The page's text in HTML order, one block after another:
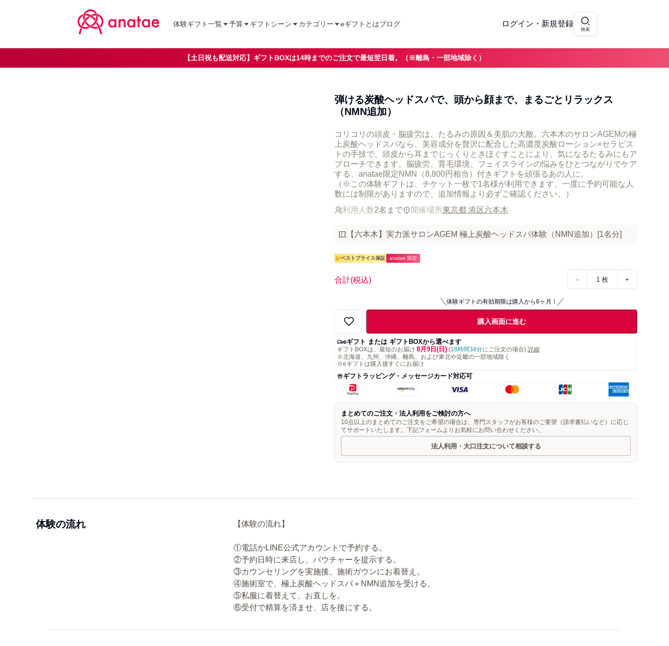
体験ギフト一覧 予算 ギフトシーン カテゴリー eギフトとはブログ ログイン・新規登録
検索
【土日祝も配送対応】ギフトBOXは14時までのご注文で最短翌日着。（※離島・一部地域除く）
弾ける炭酸ヘッドスパで、頭から顔まで、まるごとリラックス
（NMN追加）
コリコリの頭皮・脳疲労は、たるみの原因＆美肌の大敵。六本木のサロンAGEMの極
上炭酸ヘッドスパなら、美容成分を贅沢に配合した高濃度炭酸ローション×セラピス
トの手技で、頭皮から耳までじっくりときほぐすことにより、気になるたるみにもア
プローチできます。脳疲労、育毛環境、フェイスラインの悩みをひとつながりでケア
する、anatae限定NMN（8,800円相当）付きギフトを頑張るあの人に。
（※この体験ギフトは、チケット一枚で1名様が利用できます。一度に予約可能な人
数には制限がありますので、追加情報より必ずご確認ください。）
利用人数2名まで 開催場所東京都 港区六本木
【六本木】実力派サロンAGEM 極上炭酸ヘッドスパ体験（NMN追加）[1名分]
ベストプライス保証 anatae 限定
合計(税込) - 1 枚 +
体験ギフトの有効期限は購入から6ヶ月！
購入画面に進む
eギフト または ギフトBOXから選べます
ギフトBOXは、最短のお届け 8月9日(日) (18時間34分にご注文の場合) 詳細
※北海道、九州、沖縄、離島、および東北や近畿の一部地域除く
※eギフトは購入後すぐにお届け
ギフトラッピング・メッセージカード対応可
まとめてのご注文・法人利用をご検討の方へ
10点以上のまとめてのご注文をご希望の場合は、専門スタッフがお客様のご要望（請求書払いなど）に応じ
てサポートいたします。下記フォームよりお気軽にお問い合わせください。
法人利用・大口注文について相談する
体験の流れ 【体験の流れ】
①電話かLINE公式アカウントで予約する。
②予約日時に来店し、バウチャーを提示する。
③カウンセリングを実施後、施術ガウンにお着替え。
④施術室で、極上炭酸ヘッドスパ＋NMN追加を受ける。
⑤私服に着替えて、お直しを。